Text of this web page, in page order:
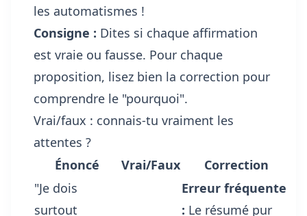
les automatismes !
Consigne : Dites si chaque affirmation
est vraie ou fausse. Pour chaque
proposition, lisez bien la correction pour
comprendre le "pourquoi".
Vrai/faux : connais-tu vraiment les
attentes ?
Énoncé
Vrai/Faux
Correction
"Je dois
surtout
Erreur fréquente
: Le résumé pur